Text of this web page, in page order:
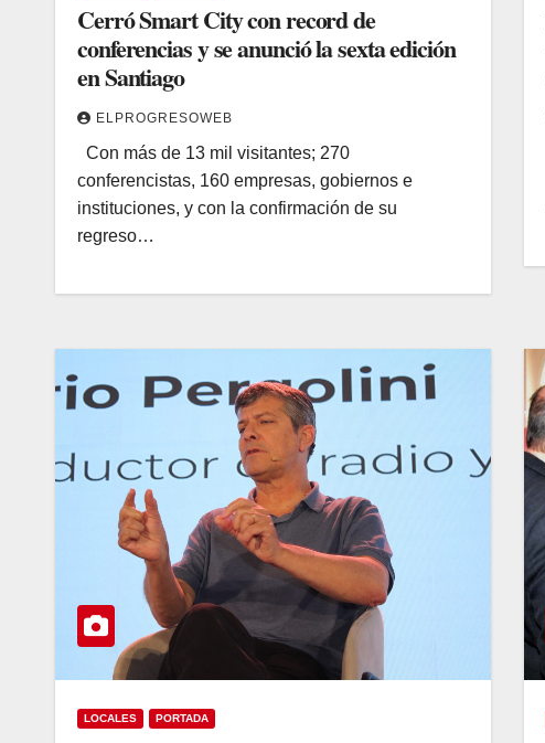
Cerró Smart City con record de
conferencias y se anunció la sexta edición
en Santiago
ELPROGRESOWEB
Con más de 13 mil visitantes; 270
conferencistas, 160 empresas, gobiernos e
instituciones, y con la confirmación de su
regreso…
LOCALES PORTADA